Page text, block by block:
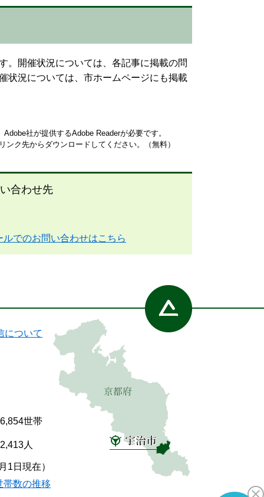
。開催状況については、各記事に掲載の問
状況については、市ホームページにも掲載
社が提供するAdobe Readerが必要です。
ク先からダウンロードしてください。（無料）
合わせ先
ルでのお問い合わせはこちら
について
世帯
人
1日現在）
帯数の推移